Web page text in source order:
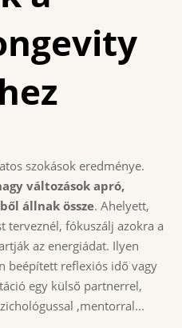
szokások eredménye.
változások apró,
állnak össze. Ahelyett,
terveznél, fókuszálj azokra a
az energiádat. Ilyen
beépített reflexiós idő vagy
egy külső partnerrel,
,mentorral...